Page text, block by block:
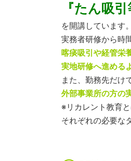
『たん吸
を開講しています。
実務者研修から時
喀痰吸引や経管栄
実地研修へ進める
また、勤務先だけ
外部事業所の方の
※リカレント教育
それぞれの必要な